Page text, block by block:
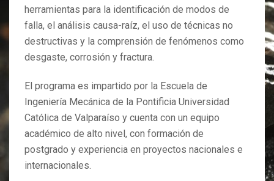
herramientas para la identificación de modos de
falla, el análisis causa-raíz, el uso de técnicas no
destructivas y la comprensión de fenómenos como
desgaste, corrosión y fractura.
El programa es impartido por la Escuela de
Ingeniería Mecánica de la Pontificia Universidad
Católica de Valparaíso y cuenta con un equipo
académico de alto nivel, con formación de
postgrado y experiencia en proyectos nacionales e
internacionales.